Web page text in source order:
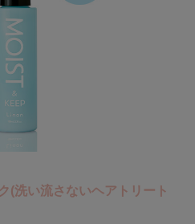
(洗い流さないヘアトリート